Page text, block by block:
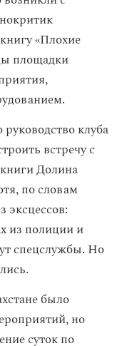
«Плохие
площадки
клуба
встречу с
Долина
по словам
эксцессов:
из полиции и
спецслужбы. Но
было
но
суток по